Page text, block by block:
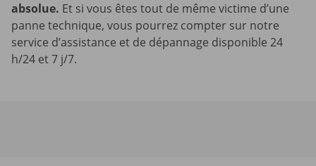
absolue. Et si vous êtes tout de même victime d’une
panne technique, vous pourrez compter sur notre
service d’assistance et de dépannage disponible 24
h/24 et 7 j/7.